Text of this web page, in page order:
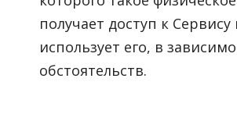
получает доступ к Сервису
использует его, в
обстоятельств.